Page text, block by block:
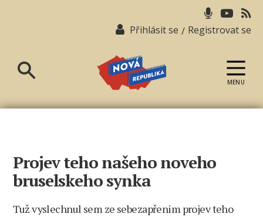
Přihlásit se / Registrovat se
republika
MENU
Projev teho našeho noveho
bruselskeho synka
Tuž vyslechnul sem ze sebezapřenim projev teho